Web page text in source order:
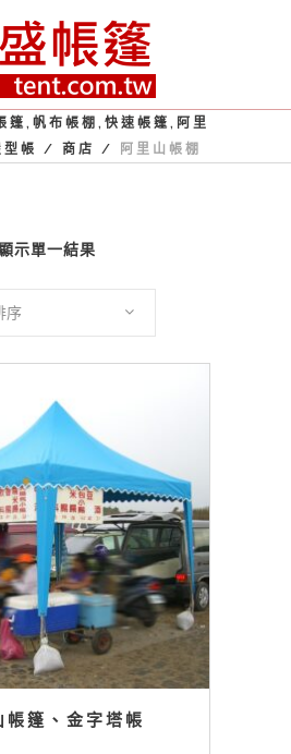
篷,帆布帳棚,快速帳篷,阿里
帳
/ 商店 / 阿里山帳棚
示單一結果
序
帳篷、金字塔帳